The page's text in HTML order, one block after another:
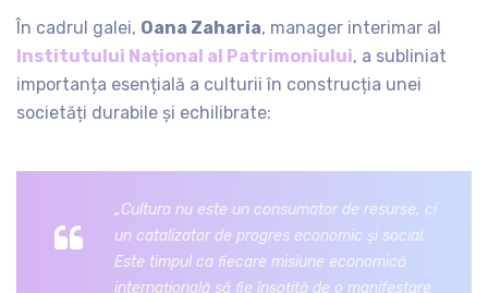
În cadrul galei, Oana Zaharia, manager interimar al
Institutului Național al Patrimoniului, a subliniat
importanța esențială a culturii în construcția unei
societăți durabile și echilibrate:
„Cultura nu este un consumator de resurse, ci
un catalizator de progres economic și social.
Este timpul ca fiecare misiune economică
internațională să fie însoțită de o manifestare